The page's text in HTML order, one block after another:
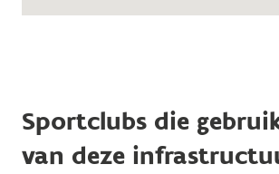
Sportclubs die
van deze